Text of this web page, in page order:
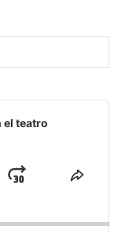
el teatro
JumpShare